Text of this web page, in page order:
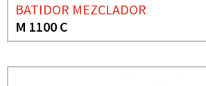
BATIDOR MEZCLADOR
M 1100 C